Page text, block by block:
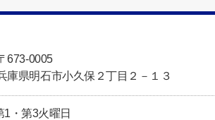
673-0005
庫県明石市小久保２丁目２－１３
・第3火曜日